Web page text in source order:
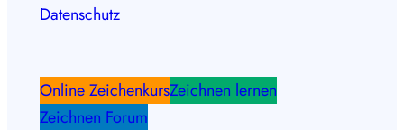
Datenschutz
Online ZeichenkursZeichnen lernen
Zeichnen Forum